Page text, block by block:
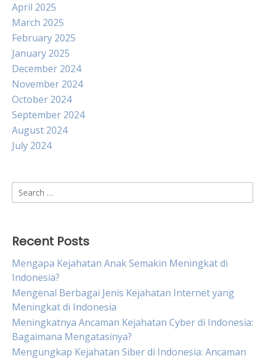
April 2025
March 2025
February 2025
January 2025
December 2024
November 2024
October 2024
September 2024
August 2024
July 2024
Search
for:
Recent Posts
Mengapa Kejahatan Anak Semakin Meningkat di
Indonesia?
Mengenal Berbagai Jenis Kejahatan Internet yang
Meningkat di Indonesia
Meningkatnya Ancaman Kejahatan Cyber di Indonesia:
Bagaimana Mengatasinya?
Mengungkap Kejahatan Siber di Indonesia: Ancaman